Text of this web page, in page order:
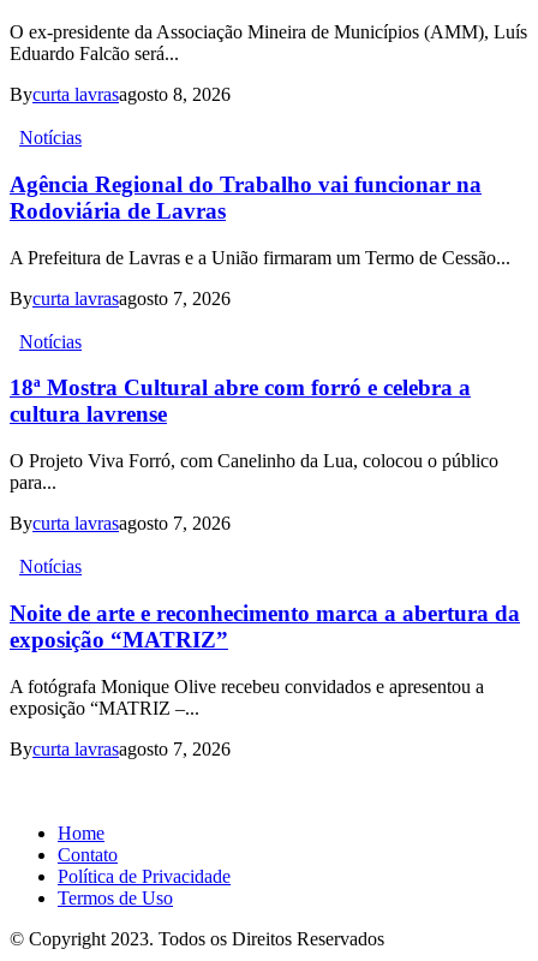
O ex-presidente da Associação Mineira de Municípios (AMM), Luís
Eduardo Falcão será...
Bycurta lavrasagosto 8, 2026
Notícias
Agência Regional do Trabalho vai funcionar na
Rodoviária de Lavras
A Prefeitura de Lavras e a União firmaram um Termo de Cessão...
Bycurta lavrasagosto 7, 2026
Notícias
18ª Mostra Cultural abre com forró e celebra a
cultura lavrense
O Projeto Viva Forró, com Canelinho da Lua, colocou o público
para...
Bycurta lavrasagosto 7, 2026
Notícias
Noite de arte e reconhecimento marca a abertura da
exposição “MATRIZ”
A fotógrafa Monique Olive recebeu convidados e apresentou a
exposição “MATRIZ –...
Bycurta lavrasagosto 7, 2026
Home
Contato
Política de Privacidade
Termos de Uso
© Copyright 2023. Todos os Direitos Reservados